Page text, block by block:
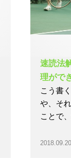
速読法
理がで
こう書
や、そ
ことで
2018.09.20